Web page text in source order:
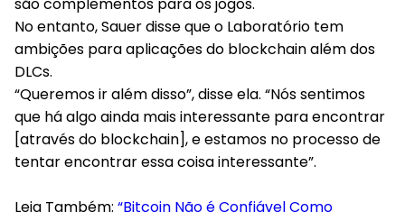
No entanto, Sauer disse que o Laboratório tem
ambições para aplicações do blockchain além dos
DLCs.
“Queremos ir além disso”, disse ela. “Nós sentimos
que há algo ainda mais interessante para encontrar
[através do blockchain], e estamos no processo de
tentar encontrar essa coisa interessante”.
Leia Também: “Bitcoin Não é Confiável Como